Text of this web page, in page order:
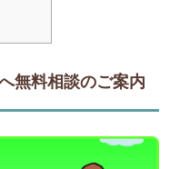
無料相談のご案内